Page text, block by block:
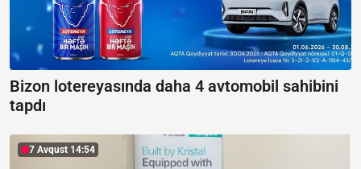
Bizon lotereyasında daha 4 avtomobil sahibini
tapdı
7 Avqust 14:54